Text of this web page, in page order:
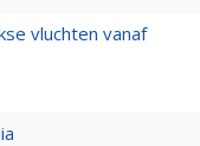
vluchten vanaf